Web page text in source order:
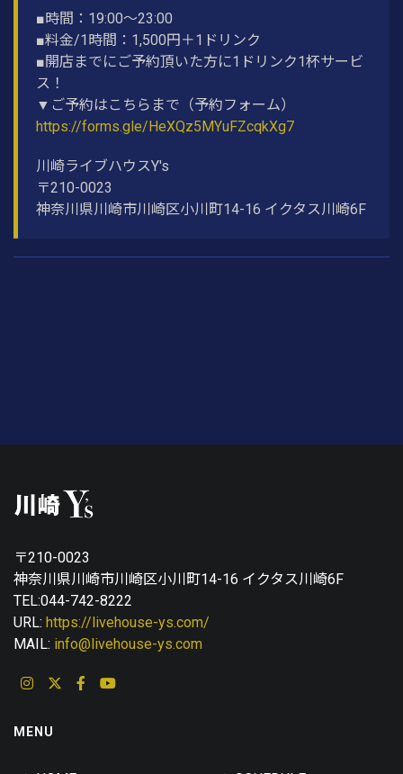
■時間：19:00〜23:00
■料金/1時間：1,500円＋1ドリンク
■開店までにご予約頂いた方に1ドリンク1杯サービ
ス！
▼ご予約はこちらまで（予約フォーム）
https://forms.gle/HeXQz5MYuFZcqkXg7
川崎ライブハウスY's
〒210-0023
神奈川県川崎市川崎区小川町14-16 イクタス川崎6F
〒210-0023
神奈川県川崎市川崎区小川町14-16 イクタス川崎6F
TEL:044-742-8222
URL: https://livehouse-ys.com/
MAIL: info@livehouse-ys.com
MENU